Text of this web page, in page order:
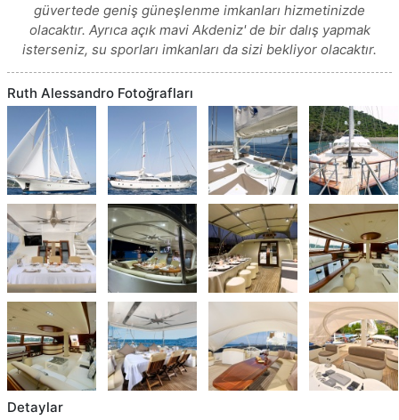
güvertede geniş güneşlenme imkanları hizmetinizde
olacaktır. Ayrıca açık mavi Akdeniz' de bir dalış yapmak
isterseniz, su sporları imkanları da sizi bekliyor olacaktır.
Ruth Alessandro Fotoğrafları
Detaylar